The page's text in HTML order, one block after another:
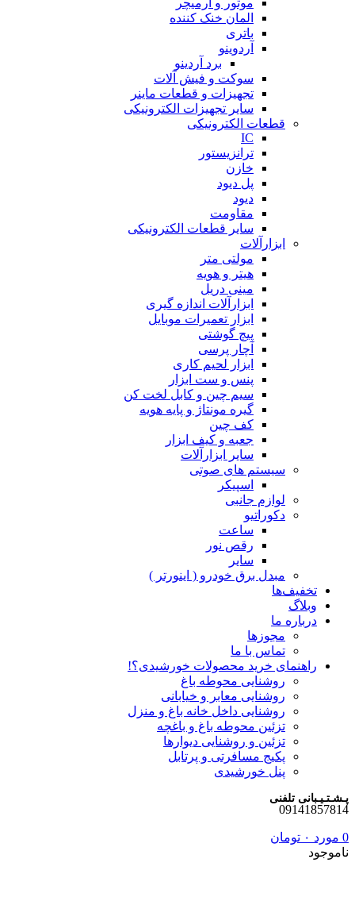
موتور و آرمیچر
المان خنک کننده
باتری
آردوینو
برد آردینو
سوکت و فیش آلات
تجهیزات و قطعات ماینر
سایر تجهیزات الکترونیکی
قطعات الکترونیکی
IC
ترانزیستور
خازن
پل دیود
دیود
مقاومت
سایر قطعات الکترونیکی
ابزارآلات
مولتی متر
هیتر و هویه
مینی دریل
ابزارآلات اندازه گیری
ابزار تعمیرات موبایل
پیچ گوشتی
آچار پرسی
ابزار لحیم کاری
پنس و ست ابزار
سیم چین و کابل لخت کن
گیره مونتاژ و پایه هویه
کف چین
جعبه و کیف ابزار
سایر ابزارآلات
سیستم های صوتی
اسپیکر
لوازم جانبی
دکوراتیو
ساعت
رقص نور
سایر
مبدل برق خودرو ( اینورتر )
تخفیف‌ها
وبلاگ
درباره ما
مجوزها
تماس با ما
راهنمای خرید محصولات خورشیدی؟!
روشنایی محوطه باغ
روشنایی معابر و خیابانی
روشنایی داخل خانه باغ و منزل
تزئین محوطه باغ و باغچه
تزئین و روشنایی دیوارها
پکیج مسافرتی و پرتابل
پنل خورشیدی
پـشـتـیـبانی تلفنی
09141857814
0 مورد ۰ تومان
ناموجود